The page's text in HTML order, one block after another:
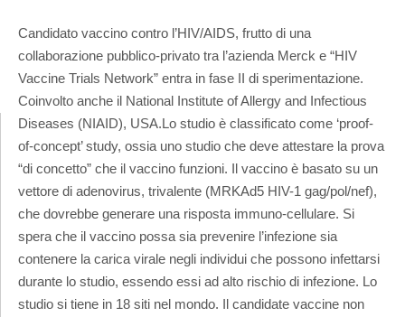
Candidato vaccino contro l’HIV/AIDS, frutto di una
collaborazione pubblico-privato tra l’azienda Merck e “HIV
Vaccine Trials Network” entra in fase II di sperimentazione.
Coinvolto anche il National Institute of Allergy and Infectious
Diseases (NIAID), USA.Lo studio è classificato come ‘proof-
of-concept’ study, ossia uno studio che deve attestare la prova
“di concetto” che il vaccino funzioni. Il vaccino è basato su un
vettore di adenovirus, trivalente (MRKAd5 HIV-1 gag/pol/nef),
che dovrebbe generare una risposta immuno-cellulare. Si
spera che il vaccino possa sia prevenire l’infezione sia
contenere la carica virale negli individui che possono infettarsi
durante lo studio, essendo essi ad alto rischio di infezione. Lo
studio si tiene in 18 siti nel mondo. Il candidate vaccine non